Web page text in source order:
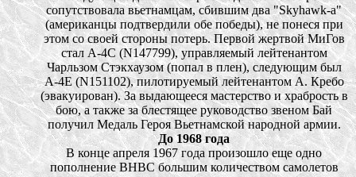
сопутствовала вьетнамцам, сбившим два "Skyhawk-а"
(американцы подтвердили обе победы), не понеся при
этом со своей стороны потерь. Первой жертвой МиГов
стал А-4С (N147799), управляемый лейтенантом
Чарльзом Стэкхаузом (попал в плен), следующим был
А-4Е (N151102), пилотируемый лейтенантом А. Кребо
(эвакуирован). За выдающееся мастерство и храбрость в
бою, а также за блестящее руководство звеном Бай
получил Медаль Героя Вьетнамской народной армии.
До 1968 года
В конце апреля 1967 года произошло еще одно
пополнение ВНВС большим количеством самолетов